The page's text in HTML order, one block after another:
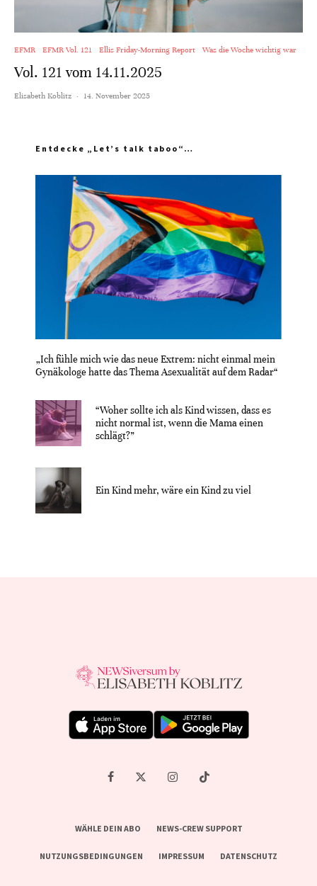
EFMR EFMR Vol. 121 Ellis Friday-Morning Report Was die Woche wichtig war
Vol. 121 vom 14.11.2025
Elisabeth Koblitz · 14. November 2025
Entdecke „Let’s talk taboo“…
„Ich fühle mich wie das neue Extrem: nicht einmal mein
Gynäkologe hatte das Thema Asexualität auf dem Radar“
“Woher sollte ich als Kind wissen, dass es
nicht normal ist, wenn die Mama einen
schlägt?”
Ein Kind mehr, wäre ein Kind zu viel
WÄHLE DEIN ABO NEWS-CREW SUPPORT
NUTZUNGSBEDINGUNGEN IMPRESSUM DATENSCHUTZ